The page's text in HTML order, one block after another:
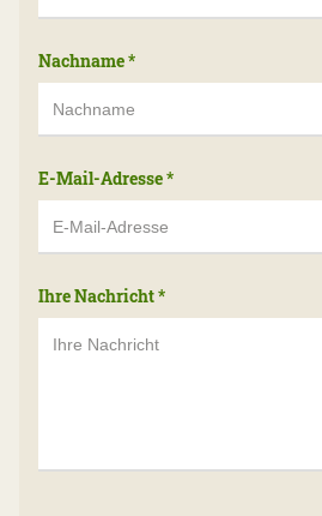
Nachname*
E-Mail-Adresse*
Ihre Nachricht*